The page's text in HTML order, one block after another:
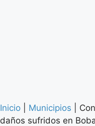
Inicio Municipios
daños sufridos en